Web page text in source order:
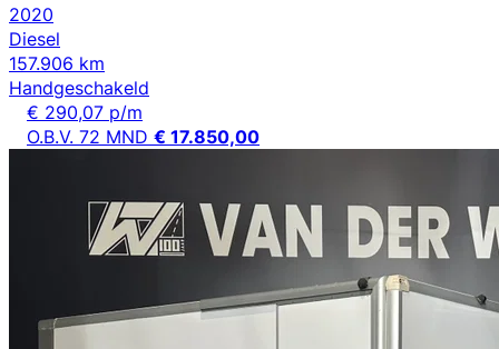
2020
Diesel
157.906 km
Handgeschakeld
€ 290,07 p/m
O.B.V. 72 MND € 17.850,00